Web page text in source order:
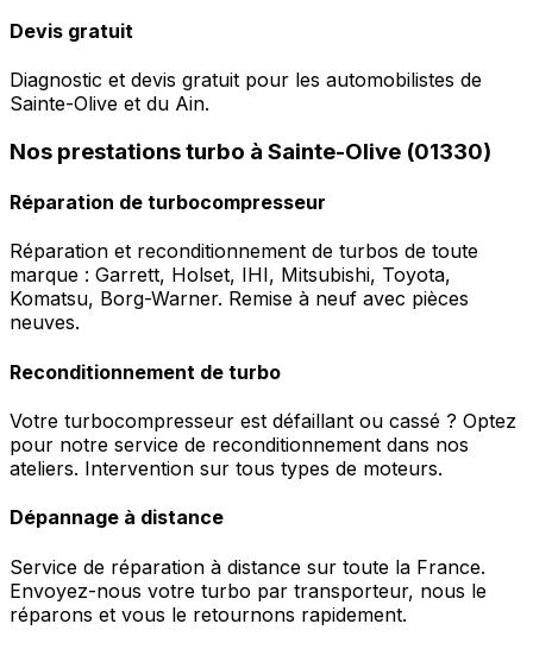
Devis gratuit
Diagnostic et devis gratuit pour les automobilistes de
Sainte-Olive et du Ain.
Nos prestations turbo à Sainte-Olive (01330)
Réparation de turbocompresseur
Réparation et reconditionnement de turbos de toute
marque : Garrett, Holset, IHI, Mitsubishi, Toyota,
Komatsu, Borg-Warner. Remise à neuf avec pièces
neuves.
Reconditionnement de turbo
Votre turbocompresseur est défaillant ou cassé ? Optez
pour notre service de reconditionnement dans nos
ateliers. Intervention sur tous types de moteurs.
Dépannage à distance
Service de réparation à distance sur toute la France.
Envoyez-nous votre turbo par transporteur, nous le
réparons et vous le retournons rapidement.